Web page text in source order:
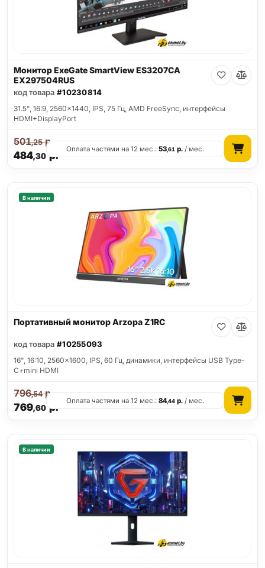
Монитор ExeGate SmartView ES3207CA
EX297504RUS
код товара #10230814
31.5", 16:9, 2560x1440, IPS, 75 Гц, AMD FreeSync, интерфейсы
HDMI+DisplayPort
484,30р.
501,25р.
Оплата частями на 12 мес.:53,61 р. / мес.
В наличии
Портативный монитор Arzopa Z1RC
код товара #10255093
16", 16:10, 2560x1600, IPS, 60 Гц, динамики, интерфейсы USB Type-
C+mini HDMI
769,60р.
796,54р.
Оплата частями на 12 мес.:84,44 р. / мес.
В наличии